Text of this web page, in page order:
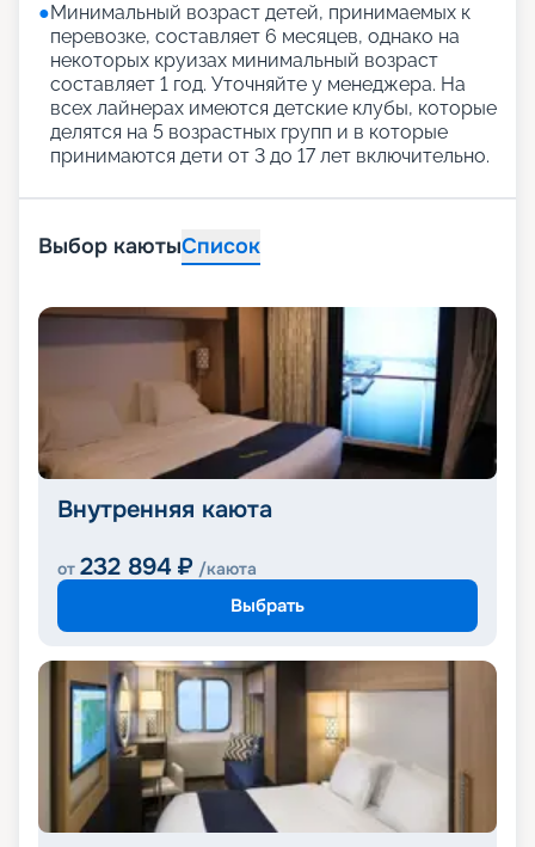
●Минимальный возраст детей, принимаемых к
перевозке, составляет 6 месяцев, однако на
некоторых круизах минимальный возраст
составляет 1 год. Уточняйте у менеджера. На
всех лайнерах имеются детские клубы, которые
делятся на 5 возрастных групп и в которые
принимаются дети от 3 до 17 лет включительно.
Выбор каютыСписок
Внутренняя каюта
от 232 894 ₽ /каюта
Выбрать